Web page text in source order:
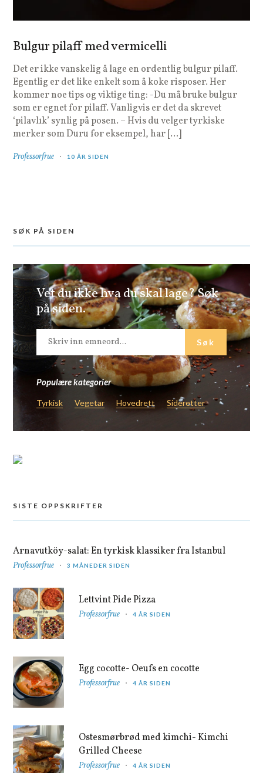
Bulgur pilaff med vermicelli
Det er ikke vanskelig å lage en ordentlig bulgur pilaff.
Egentlig er det like enkelt som å koke risposer. Her
kommer noe tips og viktige ting: -Du må bruke bulgur
som er egnet for pilaff. Vanligvis er det da skrevet
‘pilavlık’ synlig på posen. – Hvis du velger tyrkiske
merker som Duru for eksempel, har […]
Professorfrue 10 ÅR SIDEN
SØK PÅ SIDEN
Vet du ikke hva du skal lage? Søk
på siden.
Populære kategorier
Tyrkisk Vegetar Hovedrett Sideretter
SISTE OPPSKRIFTER
Arnavutköy-salat: En tyrkisk klassiker fra Istanbul
Professorfrue 3 MÅNEDER SIDEN
Lettvint Pide Pizza
Professorfrue 4 ÅR SIDEN
Egg cocotte- Oeufs en cocotte
Professorfrue 4 ÅR SIDEN
Ostesmørbrød med kimchi- Kimchi
Grilled Cheese
Professorfrue 4 ÅR SIDEN